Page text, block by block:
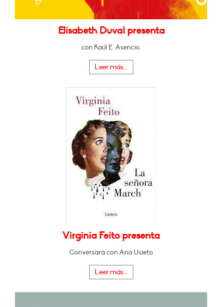
Elisabeth Duval presenta
con Raúl E. Asencio.
Leer más...
Virginia Feito presenta
Conversará con Ana Usieto
Leer más...